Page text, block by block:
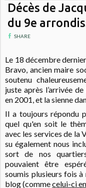
Décès de
du 9e
SHARE
Le 18 décembre
Bravo, ancien maire
soutenu
juste après l’arrivée
en 2001, et la sienne
Il a toujours répondu
quel qu'en soit le
avec les services de la
su également nous
sort de nos
pouvaient être
soumis plusieurs fois
blog (commecelui-ci